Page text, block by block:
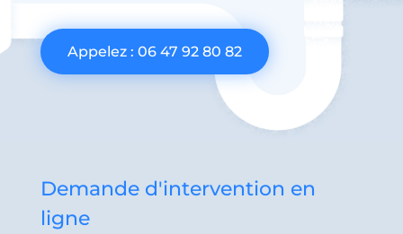
Appelez : 06 47 92 80 82
Demande d'intervention en
ligne